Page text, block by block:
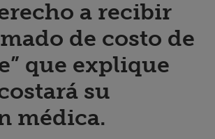
a recibir
de costo de
que explique
su
médica.